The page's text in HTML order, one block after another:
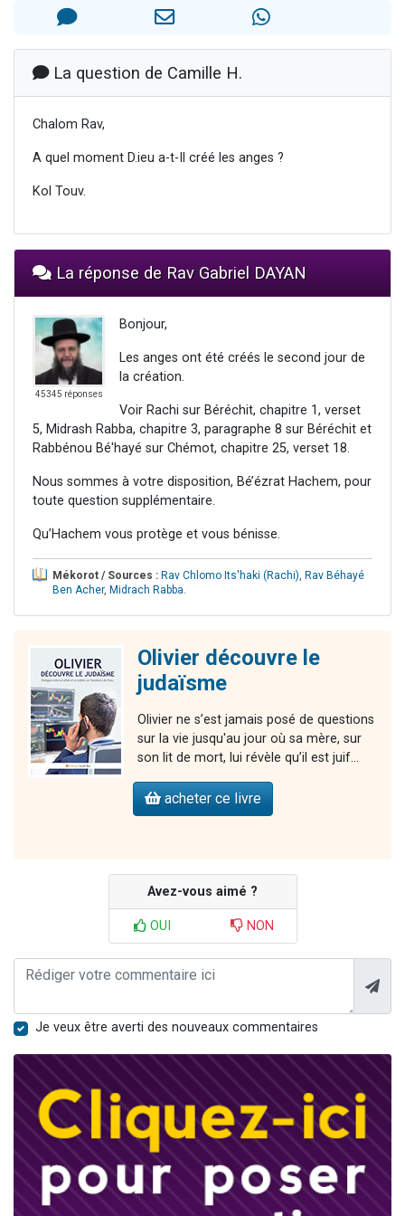
Il reste 49 places pour étudier en groupe sur Zoom
12 nouvelles musiques dans Torah-Box Music
La question de Camille H.
Chalom Rav,
A quel moment D.ieu a-t-Il créé les anges ?
Kol Touv.
La réponse de Rav Gabriel DAYAN
45345 réponses
Bonjour,
Les anges ont été créés le second jour de
la création.
Voir Rachi sur Béréchit, chapitre 1, verset
5, Midrash Rabba, chapitre 3, paragraphe 8 sur Béréchit et
Rabbénou Bé'hayé sur Chémot, chapitre 25, verset 18.
Nous sommes à votre disposition, Bé’ézrat Hachem, pour
toute question supplémentaire.
Qu’Hachem vous protège et vous bénisse.
Mékorot / Sources : Rav Chlomo Its'haki (Rachi), Rav Béhayé
Ben Acher, Midrach Rabba.
Olivier découvre le
judaïsme
Olivier ne s’est jamais posé de questions
sur la vie jusqu'au jour où sa mère, sur
son lit de mort, lui révèle qu’il est juif...
acheter ce livre
Avez-vous aimé ?
OUI NON
Je veux être averti des nouveaux commentaires